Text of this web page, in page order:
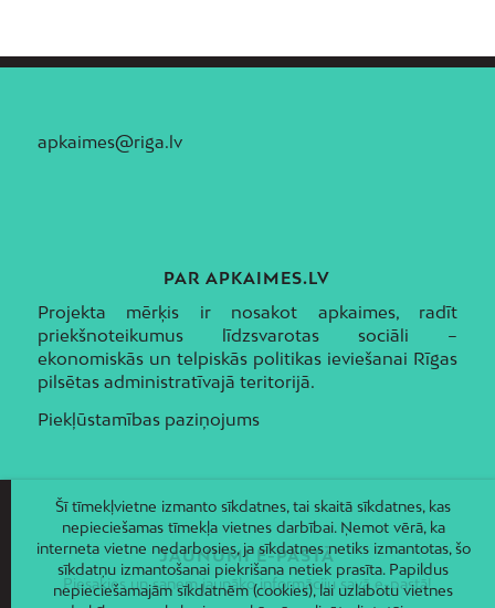
apkaimes@riga.lv
PAR APKAIMES.LV
Projekta mērķis ir nosakot apkaimes, radīt
priekšnoteikumus līdzsvarotas sociāli –
ekonomiskās un telpiskās politikas ieviešanai Rīgas
pilsētas administratīvajā teritorijā.
Piekļūstamības paziņojums
JAUNUMI E-PASTĀ
Piesakies un saņem jaunāko informāciju savā e-pastā!
Šī tīmekļvietne izmanto sīkdatnes, tai skaitā sīkdatnes, kas
nepieciešamas tīmekļa vietnes darbībai. Ņemot vērā, ka
interneta vietne nedarbosies, ja sīkdatnes netiks izmantotas, šo
sīkdatņu izmantošanai piekrišana netiek prasīta. Papildus
nepieciešamajām sīkdatnēm (cookies), lai uzlabotu vietnes